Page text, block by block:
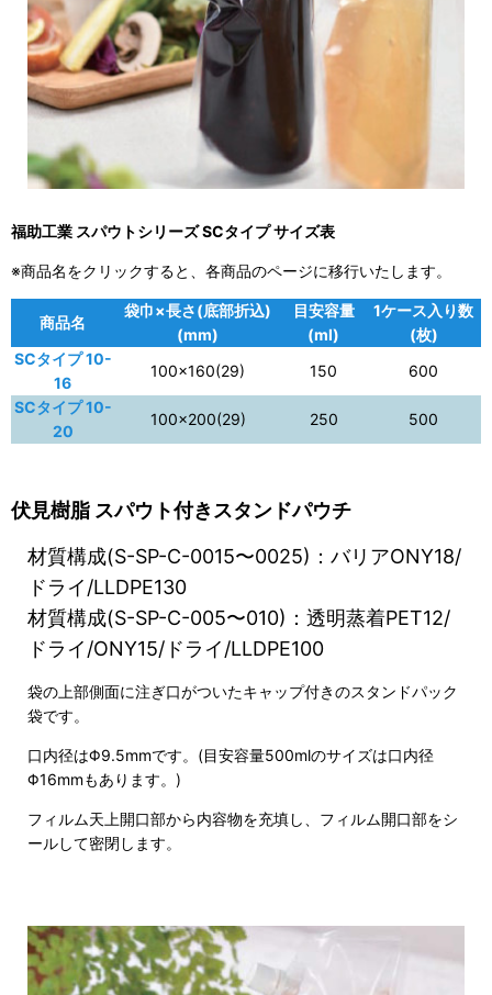
福助工業 スパウトシリーズ SCタイプ サイズ表
※商品名をクリックすると、各商品のページに移行いたします。
商品名
袋巾×長さ(底部折込)
(mm)
目安容量
(ml)
1ケース入り数
(枚)
SCタイプ 10-
16
100×160(29) 150
600
SCタイプ 10-
20
100×200(29) 250 500
伏見樹脂 スパウト付きスタンドパウチ
材質構成(S-SP-C-0015〜0025)：バリアONY18/
ドライ/LLDPE130
材質構成(S-SP-C-005〜010)：透明蒸着PET12/
ドライ/ONY15/ドライ/LLDPE100
袋の上部側面に注ぎ口がついたキャップ付きのスタンドパック
袋です。
口内径はΦ9.5mmです。(目安容量500mlのサイズは口内径
Φ16mmもあります。)
フィルム天上開口部から内容物を充填し、フィルム開口部をシ
ールして密閉します。